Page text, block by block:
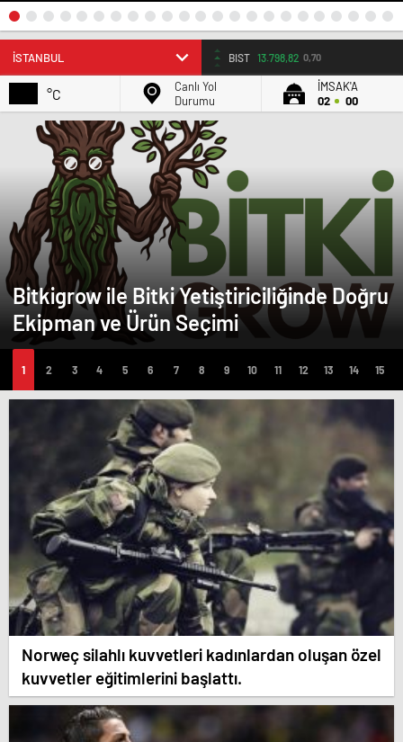
BIST 13.798,82 0,70
°C
Canlı Yol
Durumu
İMSAK'A
02
00
Bitkigrow ile Bitki Yetiştiriciliğinde Doğru
Ekipman ve Ürün Seçimi
Norweç silahlı kuvvetleri kadınlardan oluşan özel
kuvvetler eğitimlerini başlattı.